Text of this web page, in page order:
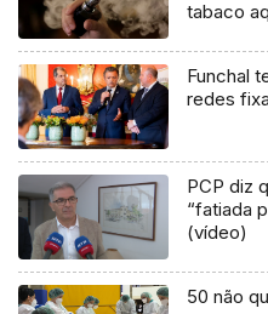
tabaco
Funchal
redes
PCP diz
“fatiada
(vídeo)
50 não